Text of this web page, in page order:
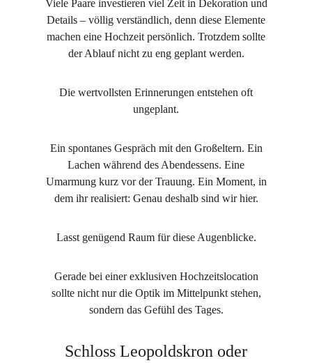
Viele Paare investieren viel Zeit in Dekoration und
Details – völlig verständlich, denn diese Elemente
machen eine Hochzeit persönlich. Trotzdem sollte
der Ablauf nicht zu eng geplant werden.
Die wertvollsten Erinnerungen entstehen oft
ungeplant.
Ein spontanes Gespräch mit den Großeltern. Ein
Lachen während des Abendessens. Eine
Umarmung kurz vor der Trauung. Ein Moment, in
dem ihr realisiert: Genau deshalb sind wir hier.
Lasst genügend Raum für diese Augenblicke.
Gerade bei einer exklusiven Hochzeitslocation
sollte nicht nur die Optik im Mittelpunkt stehen,
sondern das Gefühl des Tages.
Schloss Leopoldskron oder